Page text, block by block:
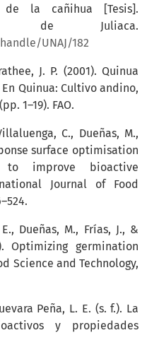
de la cañihua [Tesis].
de Juliaca.
UNAJ/182
J. P. (2001). Quinua
Quinua: Cultivo andino,
1–19). FAO.
C., Dueñas, M.,
surface optimisation
to improve bioactive
Journal of Food
Dueñas, M., Frías, J., &
Optimizing germination
Science and Technology,
Peña, L. E. (s. f.). La
y propiedades